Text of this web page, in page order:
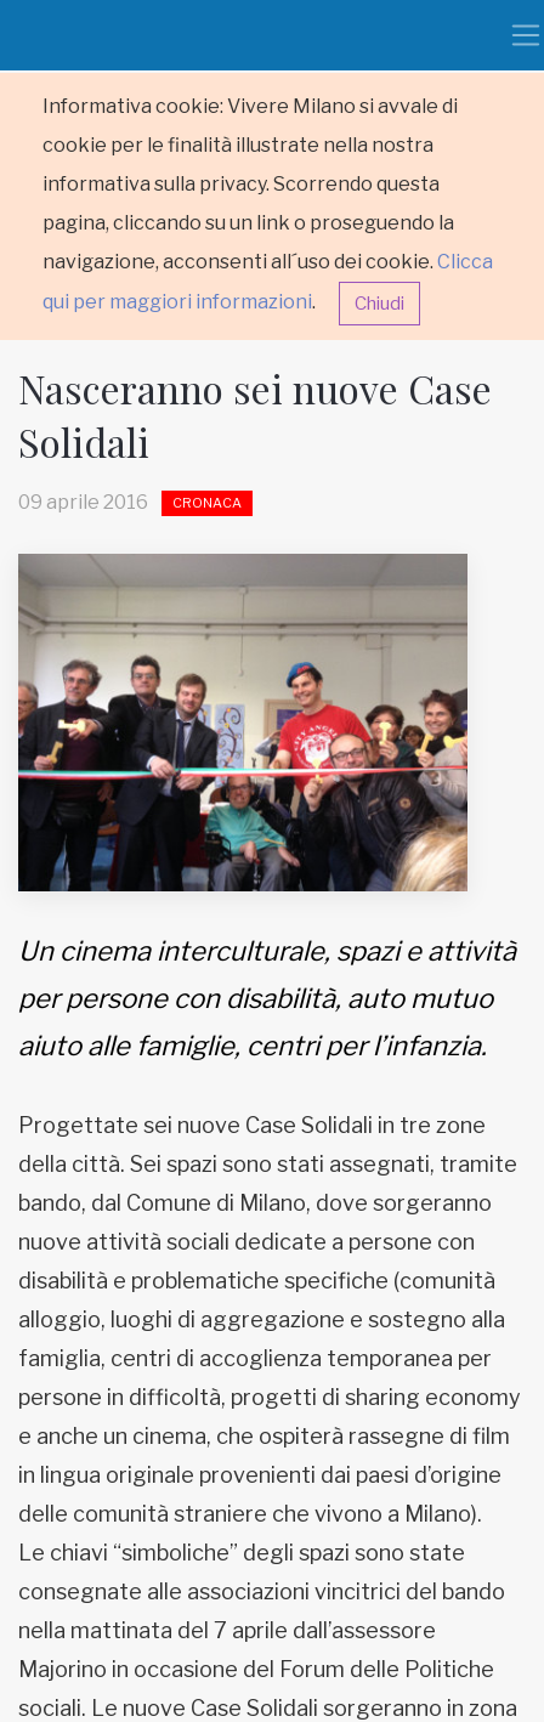
Informativa cookie: Vivere Milano si avvale di
cookie per le finalità illustrate nella nostra
informativa sulla privacy. Scorrendo questa
pagina, cliccando su un link o proseguendo la
navigazione, acconsenti all´uso dei cookie. Clicca
qui per maggiori informazioni. Chiudi
HOME
MUNICIPI
Inviateci le vostre segnalazioni
Iscriviti alla newsletter
www.viveremilano.info
Fondato e diretto da Enzo De
Bernardis
EDB edizioni - Via Brivio angolo C.
Informativa sulla privacy
Nasceranno sei nuove Case
Solidali
09 aprile 2016 CRONACA
Un cinema interculturale, spazi e attività
per persone con disabilità, auto mutuo
aiuto alle famiglie, centri per l’infanzia.
Progettate sei nuove Case Solidali in tre zone
della città. Sei spazi sono stati assegnati, tramite
bando, dal Comune di Milano, dove sorgeranno
nuove attività sociali dedicate a persone con
disabilità e problematiche specifiche (comunità
alloggio, luoghi di aggregazione e sostegno alla
famiglia, centri di accoglienza temporanea per
persone in difficoltà, progetti di sharing economy
e anche un cinema, che ospiterà rassegne di film
in lingua originale provenienti dai paesi d’origine
delle comunità straniere che vivono a Milano).
Le chiavi “simboliche” degli spazi sono state
consegnate alle associazioni vincitrici del bando
nella mattinata del 7 aprile dall’assessore
Majorino in occasione del Forum delle Politiche
sociali. Le nuove Case Solidali sorgeranno in zona